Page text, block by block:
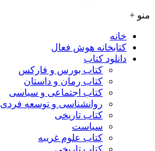
منو +
خانه
کتابخانه هوش فعال
دانلود کتاب
کتاب بورس و فارکس
کتاب رمان و داستان
کتاب اجتماعی و سیاسی
روانشناسی و توسعه فردی
کتاب تاریخی
سیاست
کتاب علوم غریبه
کتاب تاریخی